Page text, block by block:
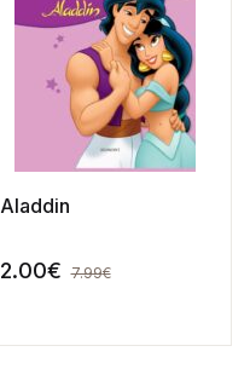
Aladdin
2.00€ 7.99€